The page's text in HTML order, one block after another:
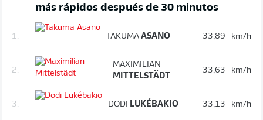
más rápidos después de 30 minutos
1. TAKUMA ASANO 33,89 km/h
2.
MAXIMILIAN
MITTELSTÄDT
33,63 km/h
3. DODI LUKÉBAKIO 33,13 km/h